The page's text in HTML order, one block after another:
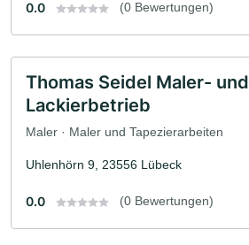
0.0 (0 Bewertungen)
Thomas Seidel Maler- und
Lackierbetrieb
Maler · Maler und Tapezierarbeiten
Uhlenhörn 9, 23556 Lübeck
0.0 (0 Bewertungen)